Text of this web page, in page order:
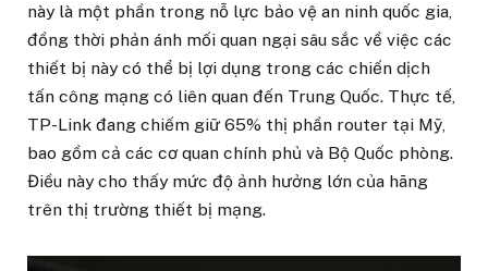
này là một phần trong nỗ lực bảo vệ an ninh quốc gia,
đồng thời phản ánh mối quan ngại sâu sắc về việc các
thiết bị này có thể bị lợi dụng trong các chiến dịch
tấn công mạng có liên quan đến Trung Quốc. Thực tế,
TP-Link đang chiếm giữ 65% thị phần router tại Mỹ,
bao gồm cả các cơ quan chính phủ và Bộ Quốc phòng.
Điều này cho thấy mức độ ảnh hưởng lớn của hãng
trên thị trường thiết bị mạng.